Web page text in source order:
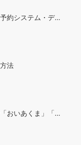
約システム・デ…
法
おいあくま」「…